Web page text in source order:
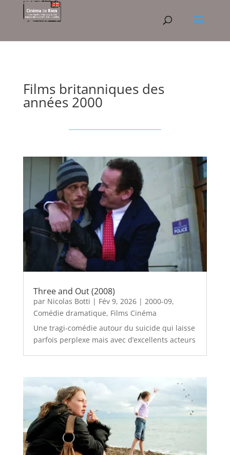
Films britanniques des
années 2000
Three and Out (2008)
par Nicolas Botti | Fév 9, 2026| 2000-09,
Comédie dramatique, Films Cinéma
Une tragi-comédie autour du suicide qui laisse
parfois perplexe mais avec d’excellents acteurs